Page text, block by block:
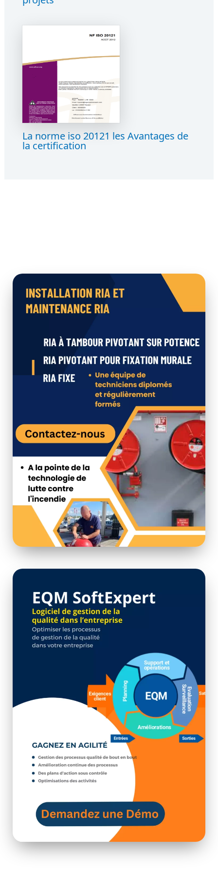
La norme iso 20121 les Avantages de
la certification